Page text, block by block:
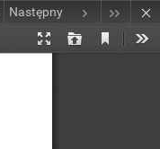
Następny